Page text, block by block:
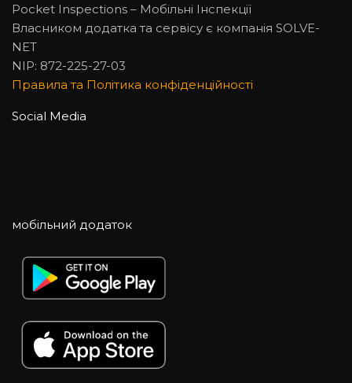
Pocket Inspections – Мобільні Інспекції
Власником додатка та сервісу є компанія SOLVE-
NET
NIP: 872-225-27-03
Правила та Політика конфіденційності
Social Media
мобільний додаток